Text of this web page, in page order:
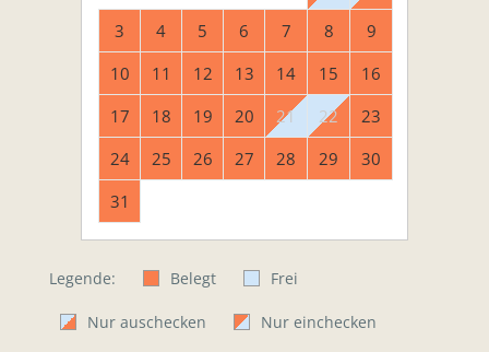
3
4 5 6 7 8
9
10
11 12 13 14 15
16
17
18 19 20 21 22
23
24
25 26 27 28 29
30
31
Legende: Belegt Frei
Nur auschecken
Nur einchecken